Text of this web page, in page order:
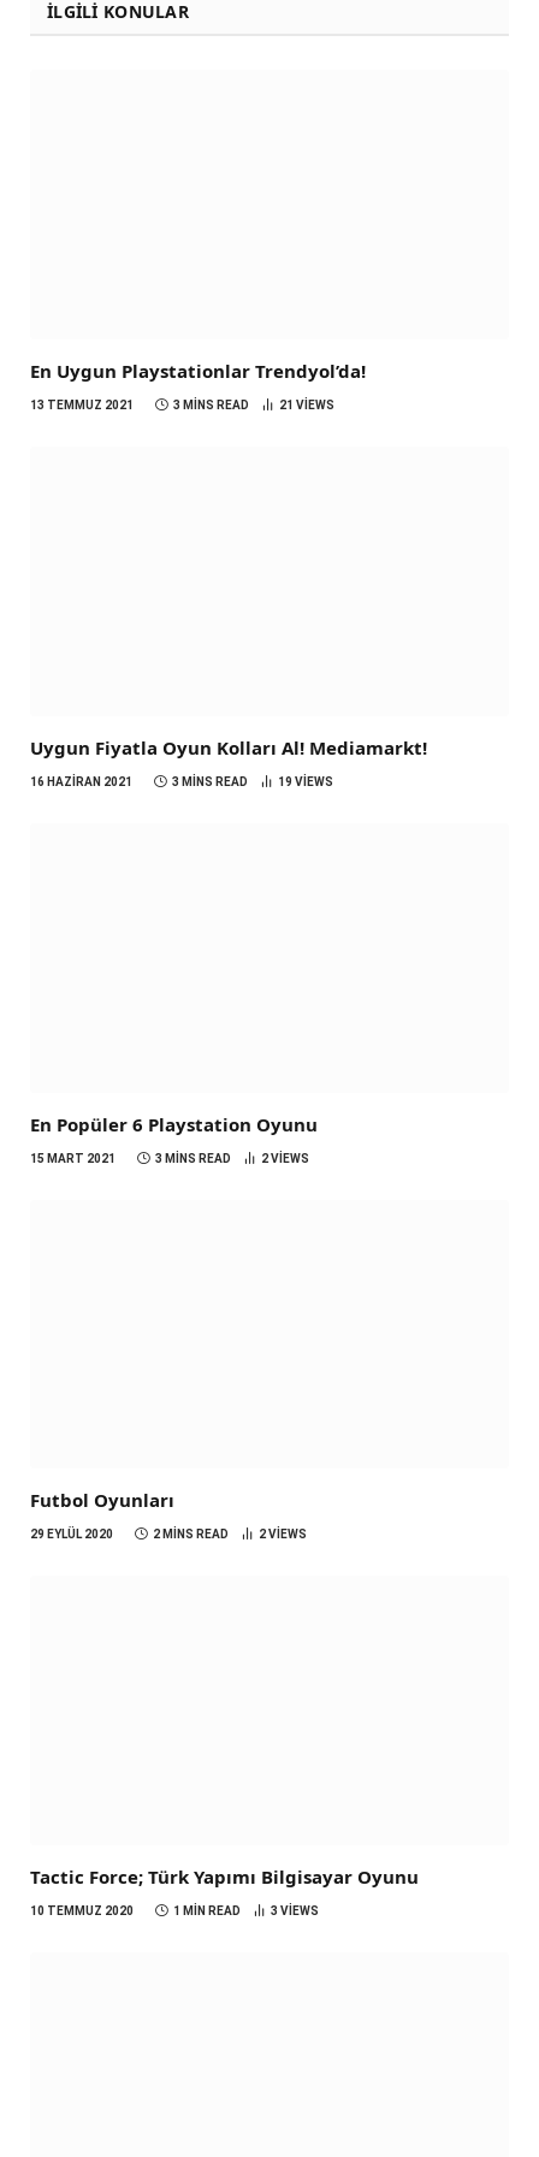
İLGILI KONULAR
En Uygun Playstationlar Trendyol’da!
13 TEMMUZ 2021 3 MINS READ 21 VIEWS
Uygun Fiyatla Oyun Kolları Al! Mediamarkt!
16 HAZIRAN 2021 3 MINS READ 19 VIEWS
En Popüler 6 Playstation Oyunu
15 MART 2021 3 MINS READ 2VIEWS
Futbol Oyunları
29 EYLÜL 2020 2 MINS READ 2VIEWS
Tactic Force; Türk Yapımı Bilgisayar Oyunu
10 TEMMUZ 2020 1 MIN READ 3 VIEWS